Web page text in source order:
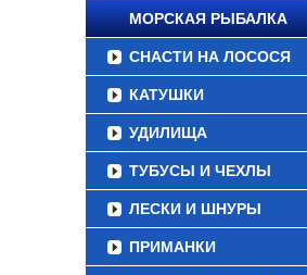
МОРСКАЯ РЫБАЛКА
СНАСТИ НА ЛОСОСЯ
КАТУШКИ
УДИЛИЩА
ТУБУСЫ И ЧЕХЛЫ
ЛЕСКИ И ШНУРЫ
ПРИМАНКИ